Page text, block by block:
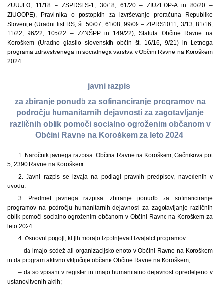
ZUUJFO, 11/18 – ZSPDSLS-1, 30/18, 61/20 – ZIUZEOP-A in 80/20 –
ZIUOOPE), Pravilnika o postopkih za izvrševanje proračuna Republike
Slovenije (Uradni list RS, št. 50/07, 61/08, 99/09 – ZIPRS1011, 3/13, 81/16,
11/22, 96/22, 105/22 – ZZNŠPP in 149/22), Statuta Občine Ravne na
Koroškem (Uradno glasilo slovenskih občin št. 16/16, 9/21) in Letnega
programa zdravstvenega in socialnega varstva v Občini Ravne na Koroškem
2024
javni razpis
za zbiranje ponudb za sofinanciranje programov na
področju humanitarnih dejavnosti za zagotavljanje
različnih oblik pomoči socialno ogroženim občanom v
Občini Ravne na Koroškem za leto 2024
1. Naročnik javnega razpisa: Občina Ravne na Koroškem, Gačnikova pot
5, 2390 Ravne na Koroškem.
2. Javni razpis se izvaja na podlagi pravnih predpisov, navedenih v
uvodu.
3. Predmet javnega razpisa: zbiranje ponudb za sofinanciranje
programov na področju humanitarnih dejavnosti za zagotavljanje različnih
oblik pomoči socialno ogroženim občanom v Občini Ravne na Koroškem za
leto 2024.
4. Osnovni pogoji, ki jih morajo izpolnjevati izvajalci programov:
– da imajo sedež ali organizacijsko enoto v Občini Ravne na Koroškem
in da program aktivno vključuje občane Občine Ravne na Koroškem;
– da so vpisani v register in imajo humanitarno dejavnost opredeljeno v
ustanovitvenih aktih;